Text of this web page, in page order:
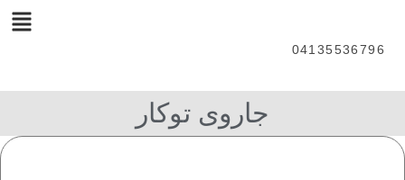
04135536796
جاروی توکار